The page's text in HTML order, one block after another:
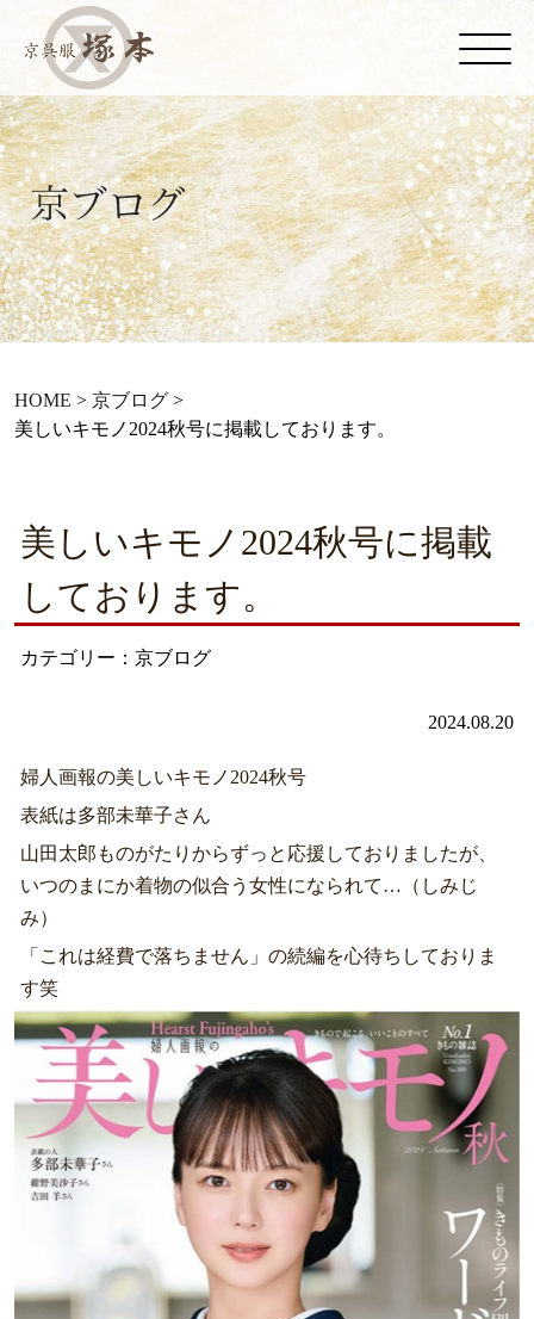
HOME > 京ブログ>
美しいキモノ2024秋号に掲載しております。
美しいキモノ2024秋号に掲載
しております。
カテゴリー：京ブログ
2024.08.20
婦人画報の美しいキモノ2024秋号
表紙は多部未華子さん
山田太郎ものがたりからずっと応援しておりましたが、
いつのまにか着物の似合う女性になられて…（しみじ
み）
「これは経費で落ちません」の続編を心待ちしておりま
す笑